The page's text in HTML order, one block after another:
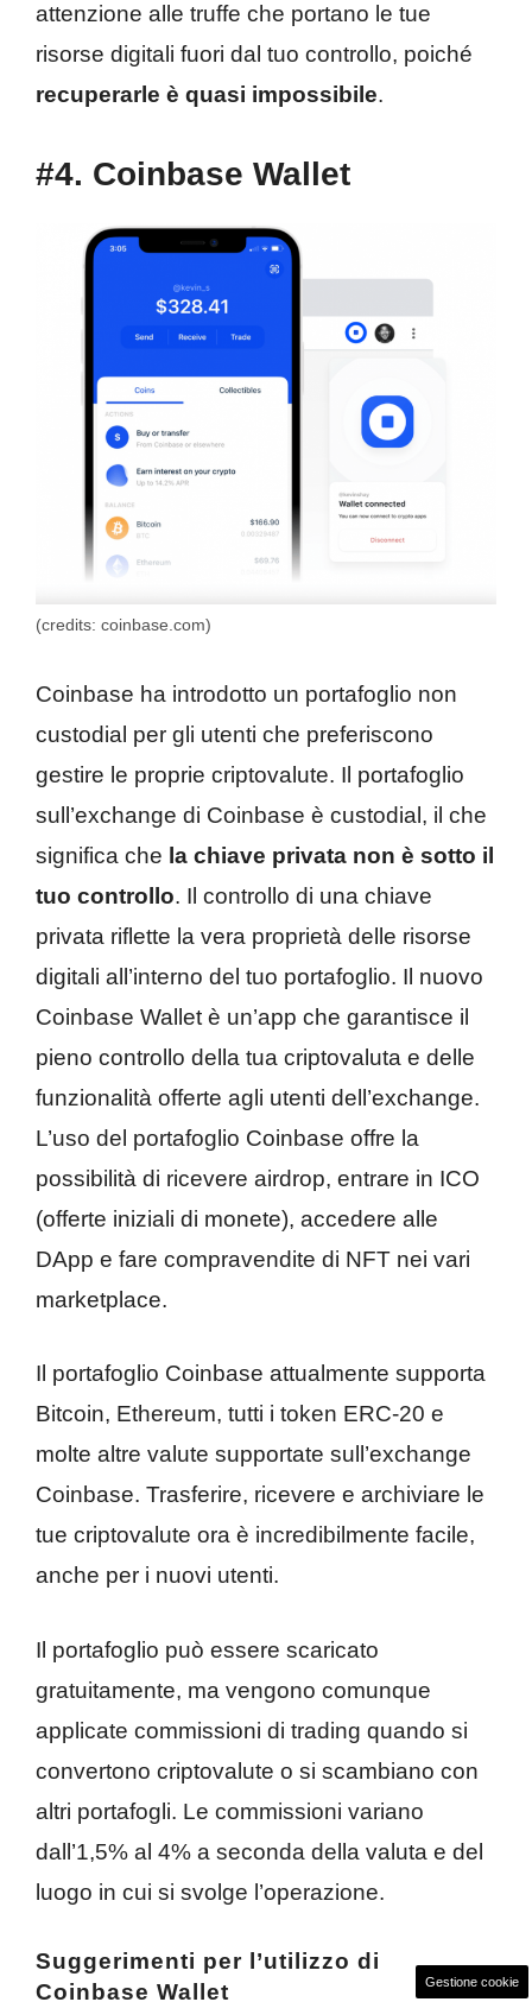
attenzione alle truffe che portano le tue
risorse digitali fuori dal tuo controllo, poiché
recuperarle è quasi impossibile.
#4. Coinbase Wallet
(credits: coinbase.com)
Coinbase ha introdotto un portafoglio non
custodial per gli utenti che preferiscono
gestire le proprie criptovalute. Il portafoglio
sull’exchange di Coinbase è custodial, il che
significa che la chiave privata non è sotto il
tuo controllo. Il controllo di una chiave
privata riflette la vera proprietà delle risorse
digitali all’interno del tuo portafoglio. Il nuovo
Coinbase Wallet è un’app che garantisce il
pieno controllo della tua criptovaluta e delle
funzionalità offerte agli utenti dell’exchange.
L’uso del portafoglio Coinbase offre la
possibilità di ricevere airdrop, entrare in ICO
(offerte iniziali di monete), accedere alle
DApp e fare compravendite di NFT nei vari
marketplace.
Il portafoglio Coinbase attualmente supporta
Bitcoin, Ethereum, tutti i token ERC-20 e
molte altre valute supportate sull’exchange
Coinbase. Trasferire, ricevere e archiviare le
tue criptovalute ora è incredibilmente facile,
anche per i nuovi utenti.
Il portafoglio può essere scaricato
gratuitamente, ma vengono comunque
applicate commissioni di trading quando si
convertono criptovalute o si scambiano con
altri portafogli. Le commissioni variano
dall’1,5% al ​​4% a seconda della valuta e del
luogo in cui si svolge l’operazione.
Suggerimenti per l’utilizzo di
Coinbase Wallet
Gestione cookie